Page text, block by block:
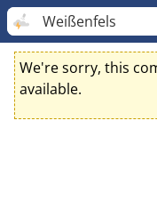
Weißenfels
We're sorry, this
available.